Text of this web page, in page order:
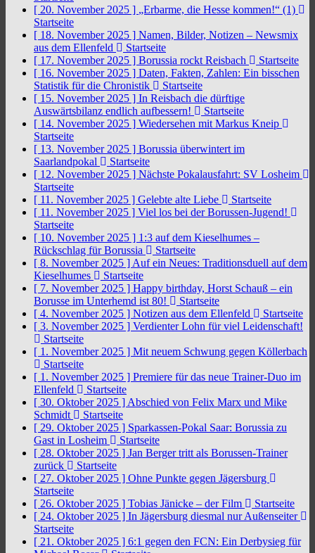
[ 20. November 2025 ] „Erbarme, die Hesse kommen!“ (1)
Startseite
[ 18. November 2025 ] Namen, Bilder, Notizen – Newsmix
aus dem Ellenfeld
Startseite
[ 17. November 2025 ] Borussia rockt Reisbach
Startseite
[ 16. November 2025 ] Daten, Fakten, Zahlen: Ein bisschen
Statistik für die Chronistik
Startseite
[ 15. November 2025 ] In Reisbach die dürftige
Auswärtsbilanz endlich aufbessern!
Startseite
[ 14. November 2025 ] Wiedersehen mit Markus Kneip
Startseite
[ 13. November 2025 ] Borussia überwintert im
Saarlandpokal
Startseite
[ 12. November 2025 ] Nächste Pokalausfahrt: SV Losheim
Startseite
[ 11. November 2025 ] Gelebte alte Liebe
Startseite
[ 11. November 2025 ] Viel los bei der Borussen-Jugend!
Startseite
[ 10. November 2025 ] 1:3 auf dem Kieselhumes –
Rückschlag für Borussia
Startseite
[ 8. November 2025 ] Auf ein Neues: Traditionsduell auf dem
Kieselhumes
Startseite
[ 7. November 2025 ] Happy birthday, Horst Schauß – ein
Borusse im Unterhemd ist 80!
Startseite
[ 4. November 2025 ] Notizen aus dem Ellenfeld
Startseite
[ 3. November 2025 ] Verdienter Lohn für viel Leidenschaft!
Startseite
[ 1. November 2025 ] Mit neuem Schwung gegen Köllerbach
Startseite
[ 1. November 2025 ] Premiere für das neue Trainer-Duo im
Ellenfeld
Startseite
[ 30. Oktober 2025 ] Abschied von Felix Marx und Mike
Schmidt
Startseite
[ 29. Oktober 2025 ] Sparkassen-Pokal Saar: Borussia zu
Gast in Losheim
Startseite
[ 28. Oktober 2025 ] Jan Berger tritt als Borussen-Trainer
zurück
Startseite
[ 27. Oktober 2025 ] Ohne Punkte gegen Jägersburg
Startseite
[ 26. Oktober 2025 ] Tobias Jänicke – der Film
Startseite
[ 24. Oktober 2025 ] In Jägersburg diesmal nur Außenseiter
Startseite
[ 21. Oktober 2025 ] 6:1 gegen den FCN: Ein Derbysieg für